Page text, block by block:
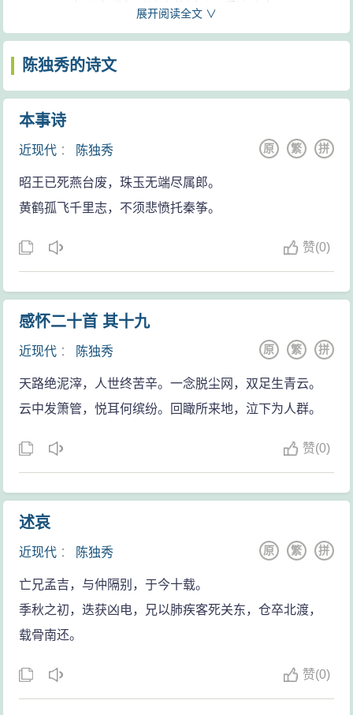
秀思想论稿》、《
等。陈独秀的诗文(150篇)
1901年因为进行反清宣传活动，受清政府通缉，从
安庆逃亡日本，入东京高等师范学校速成科学习。1903
年7月在上海协助章士钊主编《国民日报》。1904年初在
反清秘密革命组织岳王会，任总会长。1907年入东京正
学堂任教。1911年辛亥革命后不久，任安徽省都督府秘
书长。1913年参加讨伐袁世凯的“二次革命”，失败后被捕
入狱，出狱后于1914年到日本，帮助章士钊创办《甲
宣传马克思主义，俗称“南陈北李”。是“五·四”“新文化运
1919年6月11日，陈独秀在北京街头亲自散发《北京
市民宣言》时被捕入狱。消息迅速传遍全国，各界、各
省函电交驰，要求释放陈独秀。学界有69名署名保释陈
下，陈独秀恢复了自由。胡适在6年后还念念不忘这件
后写给陈独秀的信中提及此事。
1920年，在共产国际帮助下，首先在上海建立中国
共产党发起组织，进行建党活动。1921年3月24日，陈独
秀受陈炯明之邀在广东建党。7月，在上海举行的中国共
展开阅读全文 ∨
陈独秀的诗文
本事诗
近现代 ： 陈独秀 拼
繁
原
昭王已死燕台废，珠玉无端尽属郎。
黄鹤孤飞千里志，不须悲愤托秦筝。
赞(0)
感怀二十首 其十九
近现代 ： 陈独秀 拼
繁
原
天路绝泥滓，人世终苦辛。一念脱尘网，双足生青云。
云中发箫管，悦耳何缤纷。回瞰所来地，泣下为人群。
赞(0)
述哀
近现代 ： 陈独秀 拼
繁
原
亡兄孟吉，与仲隔别，于今十载。
季秋之初，迭获凶电，兄以肺疾客死关东，仓卒北渡，
载骨南还。
赞(0)